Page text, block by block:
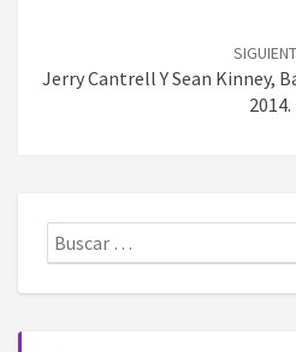
Jerry Cantrell Y Sean Kinney,
2014.
Buscar: